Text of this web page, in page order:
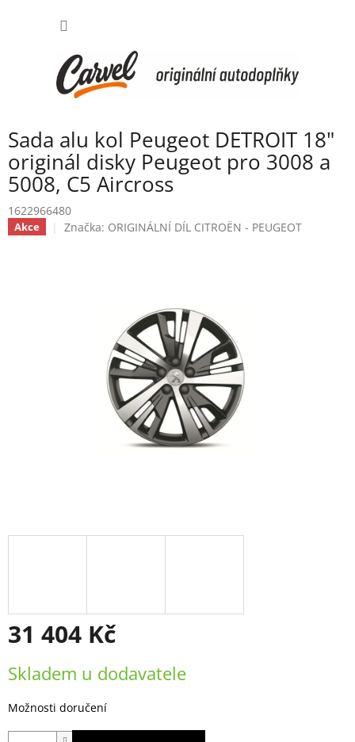
Sada alu kol Peugeot DETROIT 18"
originál disky Peugeot pro 3008 a
5008, C5 Aircross
1622966480
Akce Značka: ORIGINÁLNÍ DÍL CITROËN - PEUGEOT
31 404 Kč
cena:
Skladem u dodavatele
Možnosti doručení